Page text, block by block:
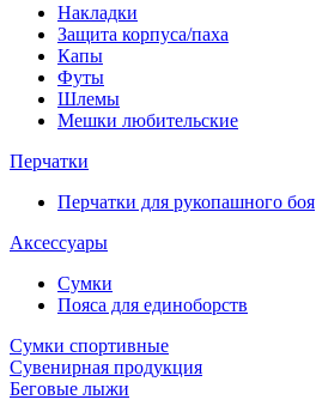
Накладки
Защита корпуса/паха
Капы
Футы
Шлемы
Мешки любительские
Перчатки
Перчатки для рукопашного боя
Аксессуары
Сумки
Пояса для единоборств
Сумки спортивные
Сувенирная продукция
Беговые лыжи